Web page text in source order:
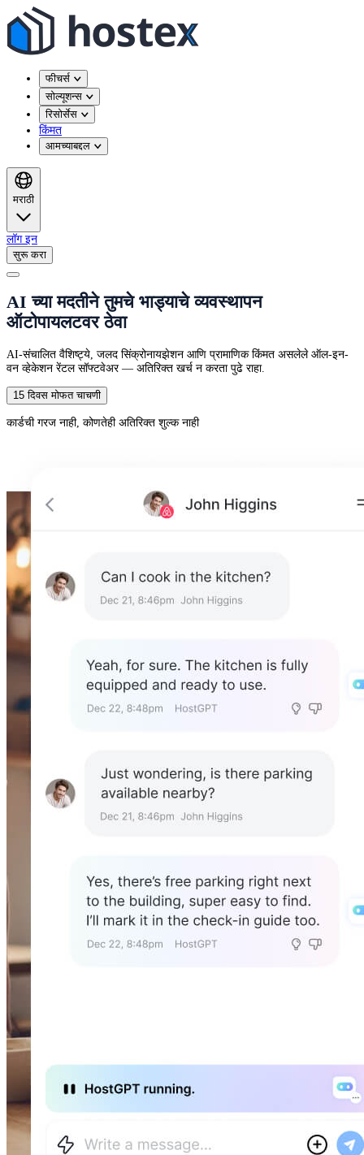
फीचर्स
सोल्यूशन्स
रिसोर्सेस
किंमत
आमच्याबद्दल
मराठी
लॉग इन
सुरू करा
AI च्या मदतीने तुमचे भाड्याचे व्यवस्थापन
ऑटोपायलटवर ठेवा
AI-संचालित वैशिष्ट्ये, जलद सिंक्रोनायझेशन आणि प्रामाणिक किंमत असलेले ऑल-इन-
वन व्हेकेशन रेंटल सॉफ्टवेअर — अतिरिक्त खर्च न करता पुढे राहा.
15 दिवस मोफत चाचणी
कार्डची गरज नाही, कोणतेही अतिरिक्त शुल्क नाही